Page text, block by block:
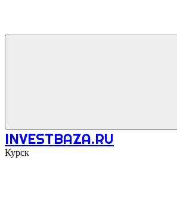
INVESTBAZA.RU
Курск